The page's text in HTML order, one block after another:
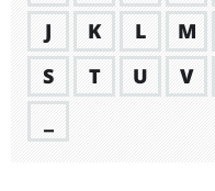
J
K L M
S
T U V